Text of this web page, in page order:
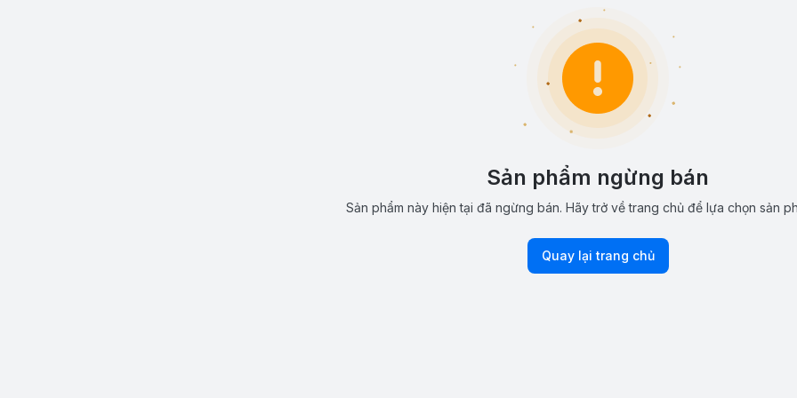
Sản phẩm ngừng bán
Sản phẩm này hiện tại đã ngừng bán. Hãy trở về trang chủ để lựa chọn sản
Quay lại trang chủ